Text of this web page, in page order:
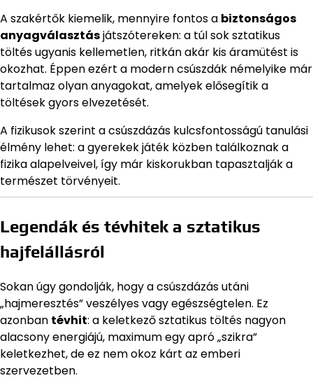
A szakértők kiemelik, mennyire fontos a biztonságos
anyagválasztásjátszótereken: a túl sok sztatikus
töltés ugyanis kellemetlen, ritkán akár kis áramütést is
okozhat. Éppen ezért a modern csúszdák némelyike már
tartalmaz olyan anyagokat, amelyek elősegítik a
töltések gyors elvezetését.
A fizikusok szerint a csúszdázás kulcsfontosságú tanulási
élmény lehet: a gyerekek játék közben találkoznak a
fizika alapelveivel, így már kiskorukban tapasztalják a
természet törvényeit.
Legendák és tévhitek a sztatikus
hajfelállásról
Sokan úgy gondolják, hogy a csúszdázás utáni
„hajmeresztés” veszélyes vagy egészségtelen. Ez
azonban tévhit: a keletkező sztatikus töltés nagyon
alacsony energiájú, maximum egy apró „szikra”
keletkezhet, de ez nem okoz kárt az emberi
szervezetben.